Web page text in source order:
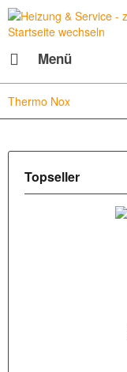
Menü
Thermo Nox
Topseller